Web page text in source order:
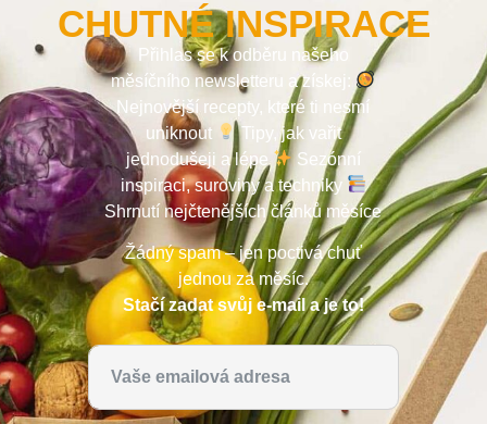
CHUTNÉ INSPIRACE
Přihlas se k odběru našeho
měsíčního newsletteru a získej:
Nejnovější recepty, které ti nesmí
uniknout
Tipy, jak vařit
jednodušeji a lépe
Sezónní
inspiraci, suroviny a techniky
Shrnutí nejčtenějších článků měsíce
Žádný spam – jen poctivá chuť
jednou za měsíc.
Stačí zadat svůj e-mail a je to!